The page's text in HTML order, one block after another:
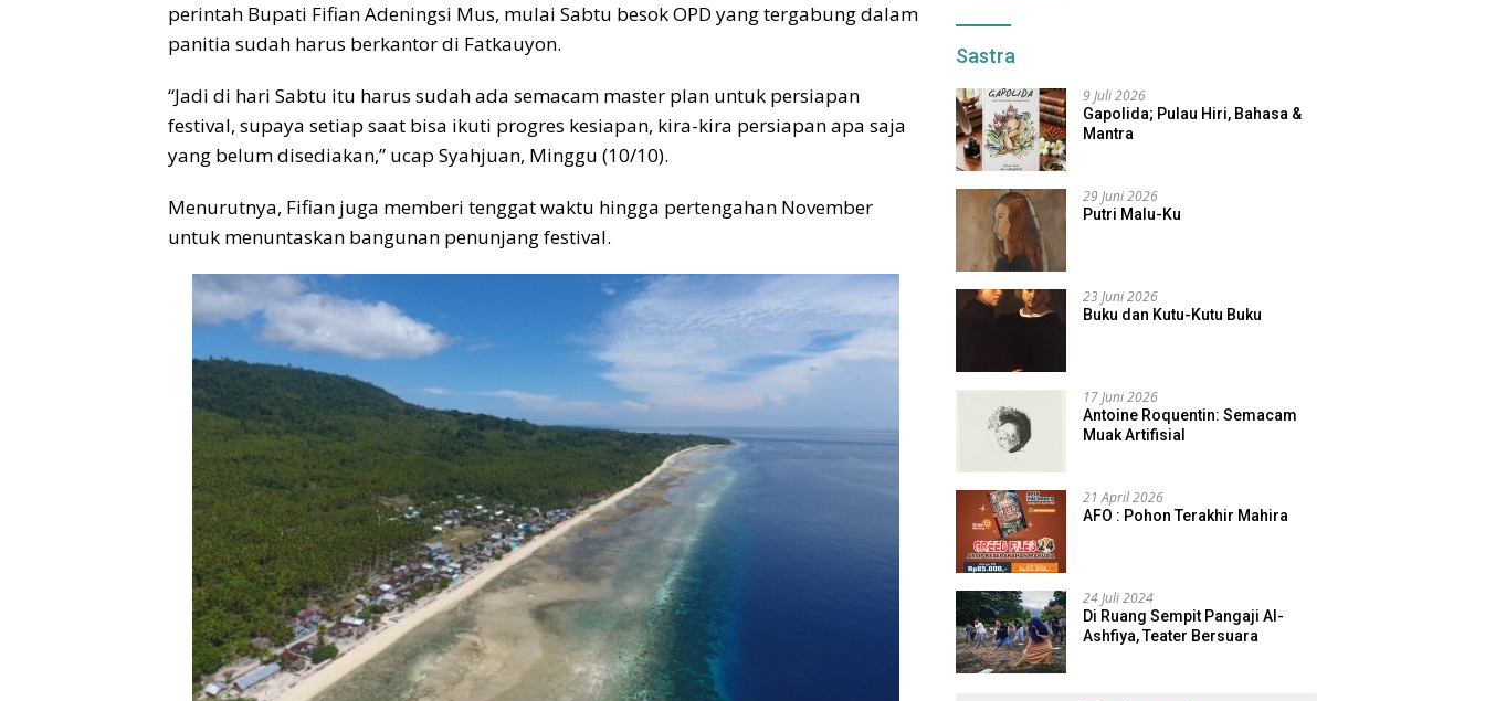
perintah Bupati Fifian Adeningsi Mus, mulai Sabtu besok OPD yang tergabung dalam
panitia sudah harus berkantor di Fatkauyon.
“Jadi di hari Sabtu itu harus sudah ada semacam master plan untuk persiapan
festival, supaya setiap saat bisa ikuti progres kesiapan, kira-kira persiapan apa saja
yang belum disediakan,” ucap Syahjuan, Minggu (10/10).
Menurutnya, Fifian juga memberi tenggat waktu hingga pertengahan November
untuk menuntaskan bangunan penunjang festival.
Sastra
9 Juli 2026
Gapolida; Pulau Hiri, Bahasa &
Mantra
29 Juni 2026
Putri Malu-Ku
23 Juni 2026
Buku dan Kutu-Kutu Buku
17 Juni 2026
Antoine Roquentin: Semacam
Muak Artifisial
21 April 2026
AFO : Pohon Terakhir Mahira
24 Juli 2024
Di Ruang Sempit Pangaji Al-
Ashfiya, Teater Bersuara